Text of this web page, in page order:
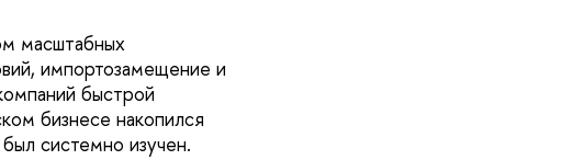
масштабных
импортозамещение и
быстрой
бизнесе накопился
системно изучен.